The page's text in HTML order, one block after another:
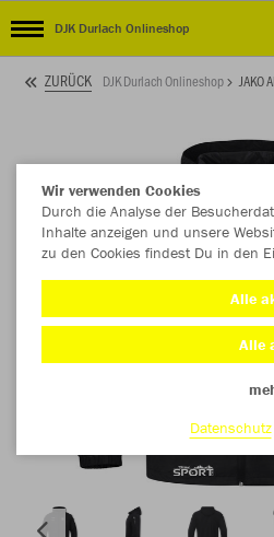
DJK Durlach Onlineshop
ZURÜCK DJK Durlach Onlineshop JAKO
Wir verwenden Cookies
Durch die Analyse der
Inhalte anzeigen und unsere
zu den Cookies findest Du in den
Alle
Alle
Datenschutz